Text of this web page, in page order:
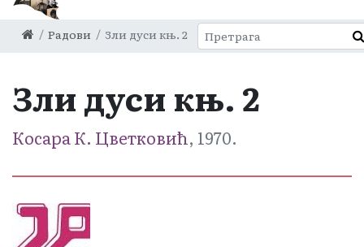
Радови Зли дуси књ. 2
Зли дуси књ. 2
Косара К. Цветковић, 1970.